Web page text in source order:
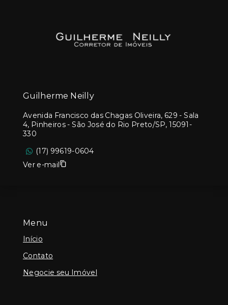
Menu
Início
Contato
Negocie seu Imóvel
Guilherme Neilly
Avenida Francisco das Chagas Oliveira, 629 - Sala
4, Pinheiros - São José do Rio Preto/SP, 15091-
330
(17) 99619-0604
Ver e-mail